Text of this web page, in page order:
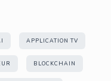
APPLICATION TV
BLOCKCHAIN